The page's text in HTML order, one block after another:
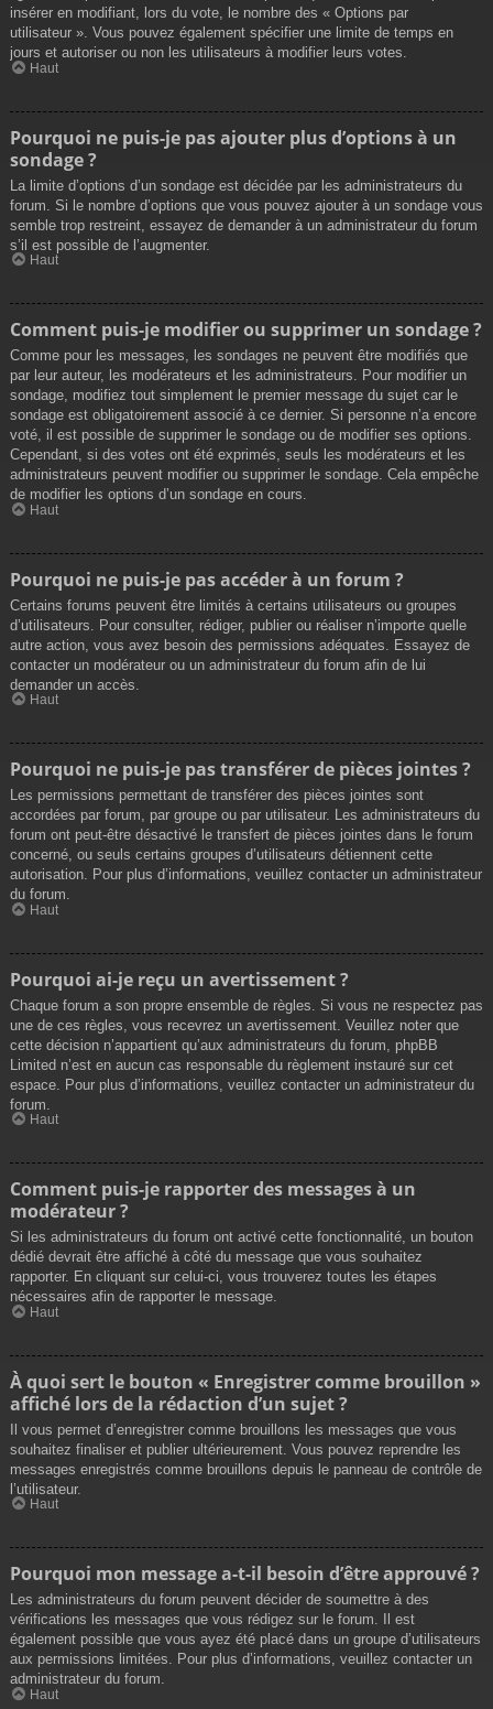
insérer en modifiant, lors du vote, le nombre des « Options par
utilisateur ». Vous pouvez également spécifier une limite de temps en
jours et autoriser ou non les utilisateurs à modifier leurs votes.
Haut
Pourquoi ne puis-je pas ajouter plus d’options à un
sondage ?
La limite d’options d’un sondage est décidée par les administrateurs du
forum. Si le nombre d’options que vous pouvez ajouter à un sondage vous
semble trop restreint, essayez de demander à un administrateur du forum
s’il est possible de l’augmenter.
Haut
Comment puis-je modifier ou supprimer un sondage ?
Comme pour les messages, les sondages ne peuvent être modifiés que
par leur auteur, les modérateurs et les administrateurs. Pour modifier un
sondage, modifiez tout simplement le premier message du sujet car le
sondage est obligatoirement associé à ce dernier. Si personne n’a encore
voté, il est possible de supprimer le sondage ou de modifier ses options.
Cependant, si des votes ont été exprimés, seuls les modérateurs et les
administrateurs peuvent modifier ou supprimer le sondage. Cela empêche
de modifier les options d’un sondage en cours.
Haut
Pourquoi ne puis-je pas accéder à un forum ?
Certains forums peuvent être limités à certains utilisateurs ou groupes
d’utilisateurs. Pour consulter, rédiger, publier ou réaliser n’importe quelle
autre action, vous avez besoin des permissions adéquates. Essayez de
contacter un modérateur ou un administrateur du forum afin de lui
demander un accès.
Haut
Pourquoi ne puis-je pas transférer de pièces jointes ?
Les permissions permettant de transférer des pièces jointes sont
accordées par forum, par groupe ou par utilisateur. Les administrateurs du
forum ont peut-être désactivé le transfert de pièces jointes dans le forum
concerné, ou seuls certains groupes d’utilisateurs détiennent cette
autorisation. Pour plus d’informations, veuillez contacter un administrateur
du forum.
Haut
Pourquoi ai-je reçu un avertissement ?
Chaque forum a son propre ensemble de règles. Si vous ne respectez pas
une de ces règles, vous recevrez un avertissement. Veuillez noter que
cette décision n’appartient qu’aux administrateurs du forum, phpBB
Limited n’est en aucun cas responsable du règlement instauré sur cet
espace. Pour plus d’informations, veuillez contacter un administrateur du
forum.
Haut
Comment puis-je rapporter des messages à un
modérateur ?
Si les administrateurs du forum ont activé cette fonctionnalité, un bouton
dédié devrait être affiché à côté du message que vous souhaitez
rapporter. En cliquant sur celui-ci, vous trouverez toutes les étapes
nécessaires afin de rapporter le message.
Haut
À quoi sert le bouton « Enregistrer comme brouillon »
affiché lors de la rédaction d’un sujet ?
Il vous permet d’enregistrer comme brouillons les messages que vous
souhaitez finaliser et publier ultérieurement. Vous pouvez reprendre les
messages enregistrés comme brouillons depuis le panneau de contrôle de
l’utilisateur.
Haut
Pourquoi mon message a-t-il besoin d’être approuvé ?
Les administrateurs du forum peuvent décider de soumettre à des
vérifications les messages que vous rédigez sur le forum. Il est
également possible que vous ayez été placé dans un groupe d’utilisateurs
aux permissions limitées. Pour plus d’informations, veuillez contacter un
administrateur du forum.
Haut